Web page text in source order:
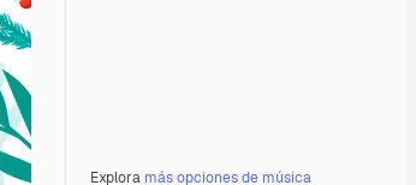
Explora más opciones de música